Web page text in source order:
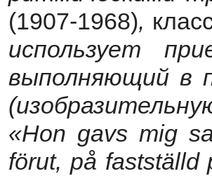
(1907-1968),
использует
выполняющий в
«Hon gavs mig
förut, på fastställd